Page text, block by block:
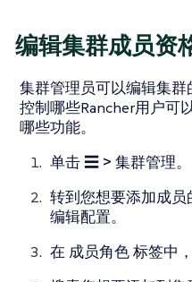
编辑集群成员资
集群管理员可以编辑集群
控制哪些Rancher用户可
哪些功能。
单击 ☰ > 集群管理。
转到您想要添加成员
编辑配置。
在 成员角色标签中